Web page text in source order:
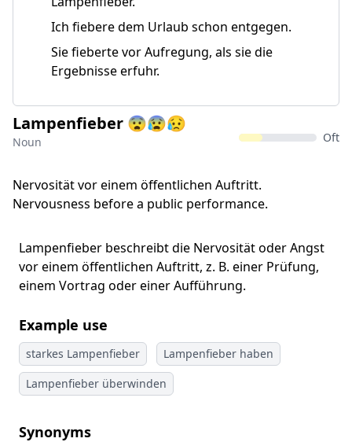
Ich fiebere dem Urlaub schon entgegen.
Sie fieberte vor Aufregung, als sie die
Ergebnisse erfuhr.
Lampenfieber 😨😰😥
Noun Oft
Nervosität vor einem öffentlichen Auftritt.
Nervousness before a public performance.
Lampenfieber beschreibt die Nervosität oder Angst
vor einem öffentlichen Auftritt, z. B. einer Prüfung,
einem Vortrag oder einer Aufführung.
Example use
starkes Lampenfieber
Lampenfieber haben
Lampenfieber überwinden
Synonyms